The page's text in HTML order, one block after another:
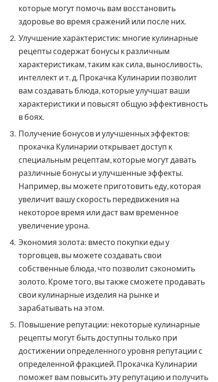
которые могут помочь вам восстановить
здоровье во время сражений или после них.
Улучшение характеристик: многие кулинарные
рецепты содержат бонусы к различным
характеристикам, таким как сила, выносливость,
интеллект и т. д. Прокачка Кулинарии позволит
вам создавать блюда, которые улучшат ваши
характеристики и повысят общую эффективность
в боях.
Получение бонусов и улучшенных эффектов:
прокачка Кулинарии открывает доступ к
специальным рецептам, которые могут давать
различные бонусы и улучшенные эффекты.
Например, вы можете приготовить еду, которая
увеличит вашу скорость передвижения на
некоторое время или даст вам временное
увеличение урона.
Экономия золота: вместо покупки еды у
торговцев, вы можете создавать свои
собственные блюда, что позволит сэкономить
золото. Кроме того, вы также сможете продавать
свои кулинарные изделия на рынке и
зарабатывать на этом.
Повышение репутации: некоторые кулинарные
рецепты могут быть доступны только при
достижении определенного уровня репутации с
определенной фракцией. Прокачка Кулинарии
поможет вам повысить эту репутацию и получить